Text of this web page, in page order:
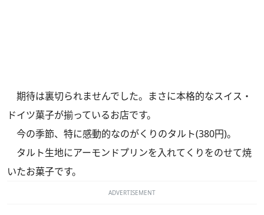
期待は裏切られませんでした。まさに本格的なスイス・
ドイツ菓子が揃っているお店です。
今の季節、特に感動的なのがくりのタルト(380円)。
タルト生地にアーモンドプリンを入れてくりをのせて焼
いたお菓子です。
ADVERTISEMENT